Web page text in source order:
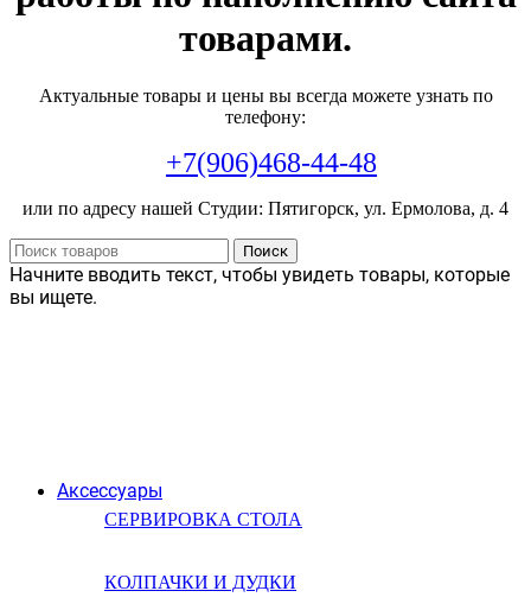
Аксессуары
СЕРВИРОВКА СТОЛА
КОЛПАЧКИ И ДУДКИ
товарами.
Актуальные товары и цены вы всегда можете узнать по
телефону:
+7(906)468-44-48
или по адресу нашей Студии: Пятигорск, ул. Ермолова, д. 4
Поиск
Начните вводить текст, чтобы увидеть товары, которые
вы ищете.